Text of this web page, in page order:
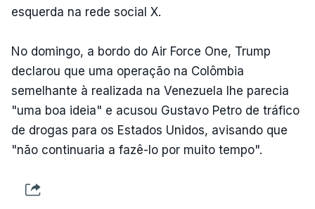
esquerda na rede social X.
No domingo, a bordo do Air Force One, Trump
declarou que uma operação na Colômbia
semelhante à realizada na Venezuela lhe parecia
"uma boa ideia" e acusou Gustavo Petro de tráfico
de drogas para os Estados Unidos, avisando que
"não continuaria a fazê-lo por muito tempo".